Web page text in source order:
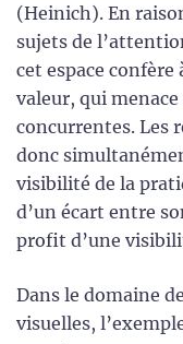
(Heinich). En
sujets de
cet espace
valeur, qui
concurrentes. Les
donc
visibilité de la
d’un écart entre
profit d’une
Dans le domaine
visuelles,